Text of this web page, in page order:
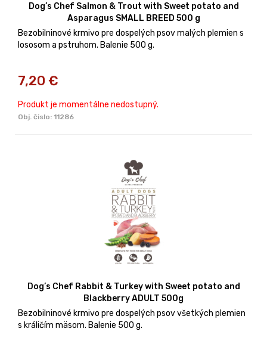
Dog’s Chef Salmon & Trout with Sweet potato and
Asparagus SMALL BREED 500 g
Bezobilninové krmivo pre dospelých psov malých plemien s
lososom a pstruhom. Balenie 500 g.
7,20 €
Produkt je momentálne nedostupný.
Obj. čislo: 11286
Dog’s Chef Rabbit & Turkey with Sweet potato and
Blackberry ADULT 500g
Bezobilninové krmivo pre dospelých psov všetkých plemien
s králičím mäsom. Balenie 500 g.